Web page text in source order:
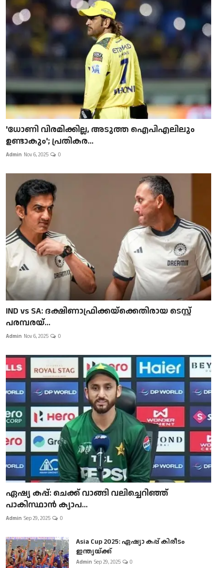
'ധോണി വിരമിക്കില്ല, അടുത്ത ഐപിഎലിലും
ഉണ്ടാകും'; പ്രതികര...
Admin Nov 6, 2025 0
IND vs SA: ദക്ഷിണാഫ്രിക്കയ്‌ക്കെതിരായ ടെസ്റ്റ്
പരമ്പരയ്...
Admin Nov 6, 2025 0
ഏഷ്യ കപ്പ്: ചെക്ക് വാങ്ങി വലിച്ചെറിഞ്ഞ്
പാകിസ്ഥാൻ ക്യാപ...
Admin Sep 29, 2025 0
Asia Cup 2025: ഏഷ്യാ കപ്പ് കിരീടം
ഇന്ത്യയ്ക്ക്
Admin Sep 29, 2025 0